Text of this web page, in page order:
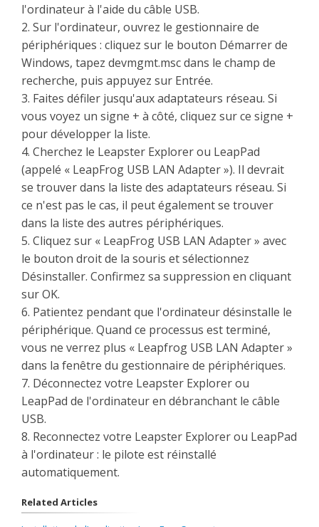
l'ordinateur à l'aide du câble USB.
2. Sur l'ordinateur, ouvrez le gestionnaire de
périphériques : cliquez sur le bouton Démarrer de
Windows, tapez devmgmt.msc dans le champ de
recherche, puis appuyez sur Entrée.
3. Faites défiler jusqu'aux adaptateurs réseau. Si
vous voyez un signe + à côté, cliquez sur ce signe +
pour développer la liste.
4. Cherchez le Leapster Explorer ou LeapPad
(appelé « LeapFrog USB LAN Adapter »). Il devrait
se trouver dans la liste des adaptateurs réseau. Si
ce n'est pas le cas, il peut également se trouver
dans la liste des autres périphériques.
5. Cliquez sur « LeapFrog USB LAN Adapter » avec
le bouton droit de la souris et sélectionnez
Désinstaller. Confirmez sa suppression en cliquant
sur OK.
6. Patientez pendant que l'ordinateur désinstalle le
périphérique. Quand ce processus est terminé,
vous ne verrez plus « Leapfrog USB LAN Adapter »
dans la fenêtre du gestionnaire de périphériques.
7. Déconnectez votre Leapster Explorer ou
LeapPad de l'ordinateur en débranchant le câble
USB.
8. Reconnectez votre Leapster Explorer ou LeapPad
à l'ordinateur : le pilote est réinstallé
automatiquement.
Related Articles